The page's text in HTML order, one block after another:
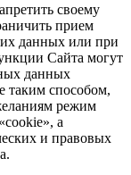
своему
прием
данных или при
Сайта могут
данных
таким способом,
режим
а
и правовых